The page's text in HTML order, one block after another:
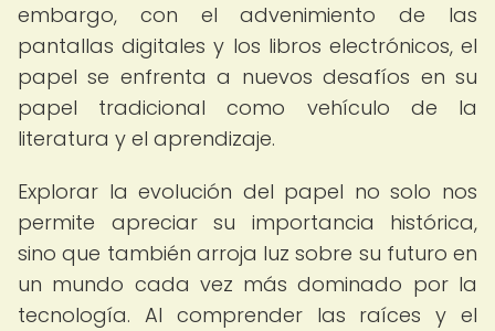
embargo, con el advenimiento de las
pantallas digitales y los libros electrónicos, el
papel se enfrenta a nuevos desafíos en su
papel tradicional como vehículo de la
literatura y el aprendizaje.
Explorar la evolución del papel no solo nos
permite apreciar su importancia histórica,
sino que también arroja luz sobre su futuro en
un mundo cada vez más dominado por la
tecnología. Al comprender las raíces y el